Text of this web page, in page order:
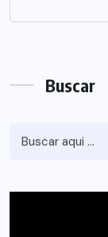
Buscar